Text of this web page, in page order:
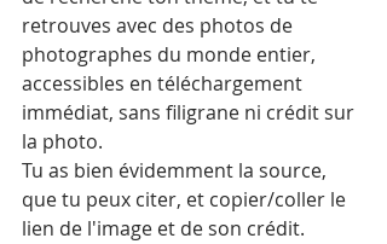
retrouves avec des photos de
photographes du monde entier,
accessibles en téléchargement
immédiat, sans filigrane ni crédit sur
la photo.
Tu as bien évidemment la source,
que tu peux citer, et copier/coller le
lien de l'image et de son crédit.